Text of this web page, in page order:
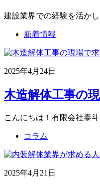
建設業界での経験を活か
新着情報
2025年4月24日
木造解体工事の
こんにちは！有限会社泰
コラム
2025年4月21日